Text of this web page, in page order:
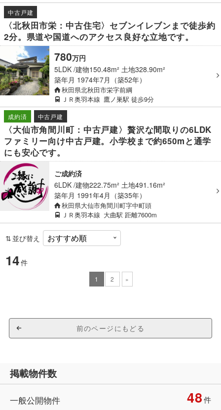
中古戸建
〈北秋田市栄：中古住宅〉セブンイレブンまで徒歩約
2分。県道や国道へのアクセス良好な立地です。
5LDK 建物150.48m² 土地328.90m²
築年月 1974年7月（築52年）
秋田県北秋田市栄字前綱
ＪＲ奥羽本線 鷹ノ巣駅 徒歩9分
780万円
成約済 中古戸建
〈大仙市角間川町：中古戸建〉贅沢な間取りの6LDK
ファミリー向け中古戸建。小学校まで約650mと通学
にも安心です。
6LDK 建物222.75m² 土地491.16m²
築年月 1991年4月（築35年）
秋田県大仙市角間川町字中町頭
ＪＲ奥羽本線 大曲駅 距離7600m
ご成約済
並び替え
14件
1 2 »
前のページにもどる
掲載物件数
一般公開物件 48件